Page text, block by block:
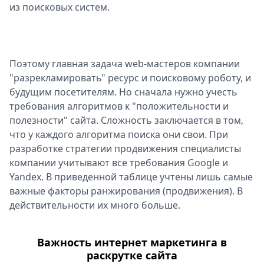
из поисковых систем.
Поэтому главная задача web-мастеров компании
"разрекламировать" ресурс и поисковому роботу, и
будущим посетителям. Но сначала нужно учесть
требования алгоритмов к "положительности и
полезности" сайта. Сложность заключается в том,
что у каждого алгоритма поиска они свои. При
разработке стратегии продвижения специалисты
компании учитывают все требования Google и
Yandex. В приведенной таблице учтены лишь самые
важные факторы ранжирования (продвижения). В
действительности их много больше.
Важность интернет маркетинга в
раскрутке сайта